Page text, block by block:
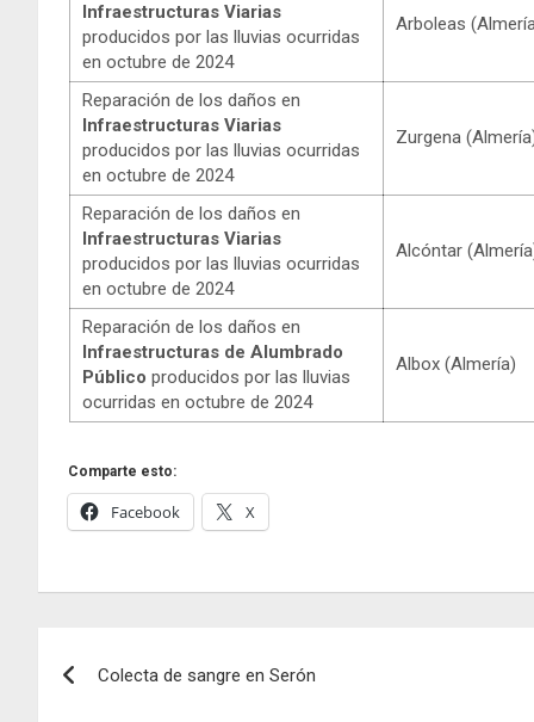
Infraestructuras Viarias
producidos por las lluvias ocurridas
en octubre de 2024
Arboleas
Reparación de los daños en
Infraestructuras Viarias
producidos por las lluvias ocurridas
en octubre de 2024
Zurgena
Reparación de los daños en
Infraestructuras Viarias
producidos por las lluvias ocurridas
en octubre de 2024
Alcóntar
Reparación de los daños en
Infraestructuras de Alumbrado
Público producidos por las lluvias
ocurridas en octubre de 2024
Albox (Almería)
Comparte esto:
Facebook X
de
Colecta de sangre en Serón